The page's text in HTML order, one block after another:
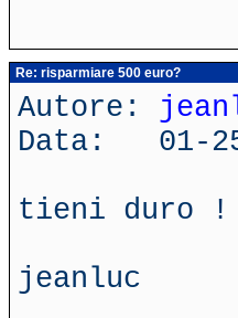
Re: risparmiare 500 euro?
Autore:
Data: 01-
tieni duro !
jeanluc